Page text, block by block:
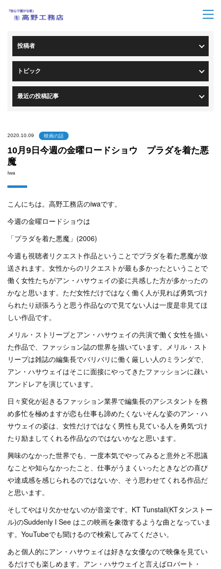
投稿者
トピック
最近の投稿記事
2020.10.09 映画の話
10月9日今週の金曜ロードショウ プラダを着た悪
魔
Iwa
こんにちは。高野工務店のiwaです。
今週の金曜ロードショウは
「プラダを着た悪魔」(2006)
今週も視聴者リクエスト作品ということでプラダを着た悪魔が放
送されます。女性からのリクエストが最も多かったということで
働く女性たちがアン・ハサウェイの姿に共感した方が多かったの
かなと思います。ただ女性だけではなく働く人が見れば勇気づけ
られたり頑張ろうと思う作品なので見てない人は一度是非見てほ
しい作品です。
メリル・ストリープとアン・ハサウェイの共演で働く女性を描い
た作品で、ファッション誌の世界を描いています。メリル・スト
リープは雑誌の編集長でバリバリに働く厳しい人のミランダで、
アン・ハサウェイはそこに面接にやってきたファッションに疎い
アンドレアを演じています。
日々変化が起きるファッション業界で編集長のアシスタントを務
め多忙を極めますが恋も仕事も諦めたくないそんな姿のアン・ハ
サウェイの姿は、女性だけではなく男性も見ている人を勇気づけ
たり励ましてくれる作品なのではないかなと思います。
興味のなかった世界でも、一度本気でやってみると意外と不思議
なことや知らなかったこと、仕事がうまくいったときなどの喜び
や達成感を感じられるのではないか、そう思わせてくれる作品だ
と思います。
そしてやはり欠かせないのが音楽です。KT Tunstall(KTタンストー
ル)のSuddenly I See はこの映画を象徴するような曲となっていま
す。YouTubeでも聞けるので検索してみてください。
あと個人的にアン・ハサウェイは好きな女優なので映像を見てい
るだけでも楽しめます。アン・ハサウェイと言えばロバート・